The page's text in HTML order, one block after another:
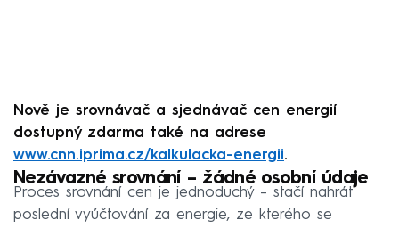
Nově je srovnávač a sjednávač cen energií
dostupný zdarma také na adrese
www.cnn.iprima.cz/kalkulacka-energii.
Nezávazné srovnání – žádné osobní údaje
Proces srovnání cen je jednoduchý – stačí nahrát
poslední vyúčtování za energie, ze kterého se